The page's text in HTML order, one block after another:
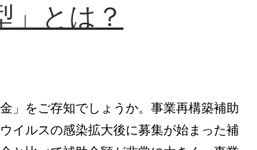
」とは？
金」をご存知でしょうか。事業再構築補助
イルスの感染拡大後に募集が始まった補